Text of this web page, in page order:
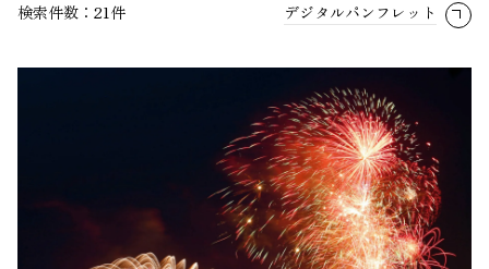
検索件数：21件 デジタルパンフレット